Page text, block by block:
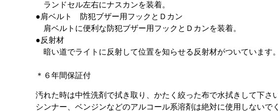
ランドセル左右にナスカンを装着。
●肩ベルト 防犯ブザー用フックとＤカン
肩ベルトに便利な防犯ブザー用フックとＤカンを装着。
●反射材
暗い道でライトに反射して位置を知らせる反射材がついています。
＊６年間保証付
汚れた時は中性洗剤で拭き取り、かたく絞った布で水拭きして下さい
シンナー、ベンジンなどのアルコール系溶剤は絶対に使用しないで